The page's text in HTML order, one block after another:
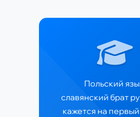
Польский
славянский брат
кажется на первый